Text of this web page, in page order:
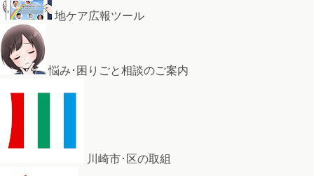
地ケア広報ツール
悩み･困りごと相談のご案内
川崎市･区の取組